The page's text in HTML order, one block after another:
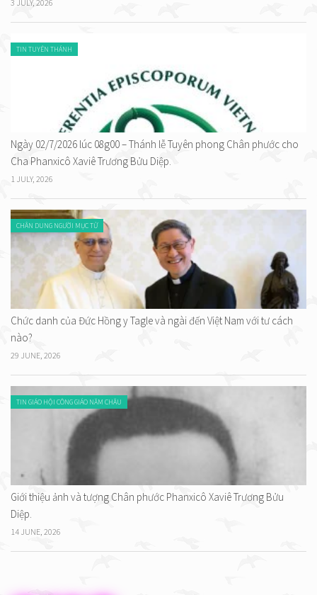
3 JULY, 2026
TIN TUYÊN THÁNH
Ngày 02/7/2026 lúc 08g00 – Thánh lễ Tuyên phong Chân phước cho
Cha Phanxicô Xaviê Trương Bửu Diệp.
1 JULY, 2026
CHÂN DUNG NGƯỜI MỤC TỬ
Chức danh của Đức Hồng y Tagle và ngài đến Việt Nam với tư cách
nào?
29 JUNE, 2026
TIN GIÁO HỘI CÔNG GIÁO NĂM CHÂU
Giới thiệu ảnh và tượng Chân phước Phanxicô Xaviê Trương Bửu
Diệp.
14 JUNE, 2026